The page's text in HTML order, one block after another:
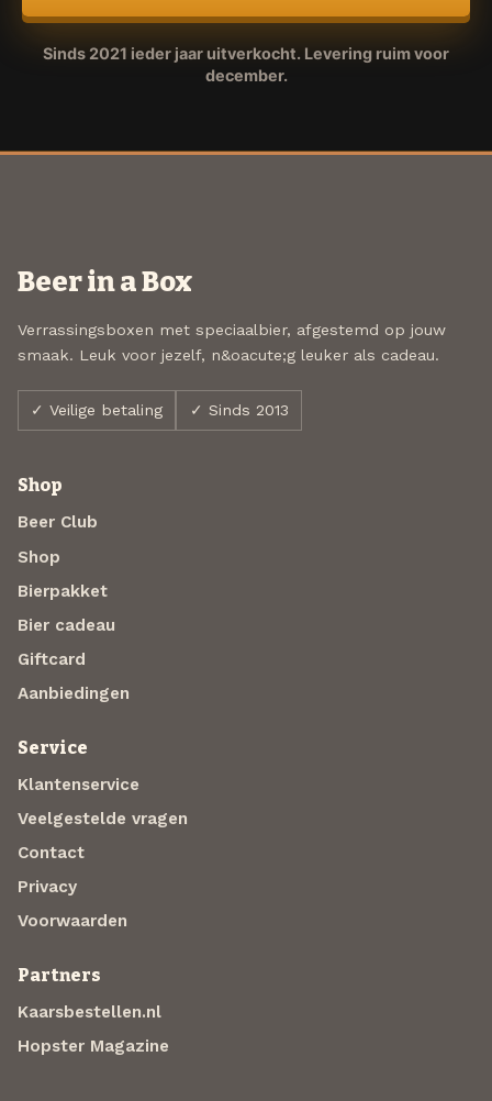
Sinds 2021 ieder jaar uitverkocht. Levering ruim voor
december.
Beer in a Box
Verrassingsboxen met speciaalbier, afgestemd op jouw
smaak. Leuk voor jezelf, n&oacute;g leuker als cadeau.
✓ Veilige betaling ✓ Sinds 2013
Shop
Beer Club
Shop
Bierpakket
Bier cadeau
Giftcard
Aanbiedingen
Service
Klantenservice
Veelgestelde vragen
Contact
Privacy
Voorwaarden
Partners
Kaarsbestellen.nl
Hopster Magazine